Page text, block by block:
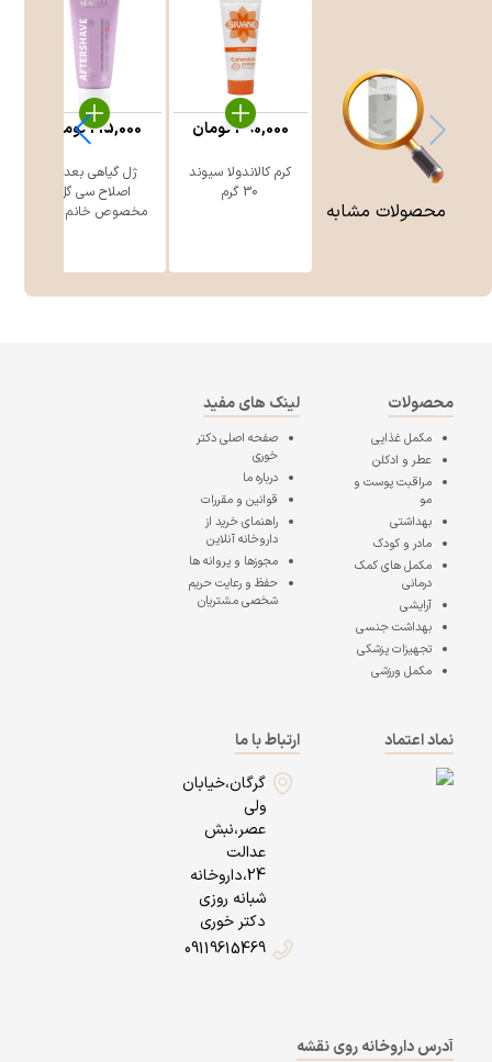
محصولات مشابه
کرم کالاندولا سیوند
30 گرم
390,000تومان
ژل گیاهی بعد از
اصلاح سی گل
مخصوص خانم ه ...
215,000تومان
محصولات
مکمل غذایی
عطر و ادکلن
مراقبت پوست و
مو
بهداشتی
مادر و کودک
مکمل های کمک
درمانی
آرایشی
بهداشت جنسی
تجهیزات پزشکی
مکمل ورزشی
لینک های مفید
صفحه اصلیدکتر
خوری
درباره ما
قوانین و مقررات
راهنمای خرید از
داروخانه آنلاین
مجوزها و پروانه ها
حفظ و رعایت حریم
شخصی مشتریان
نماد اعتماد
ارتباط با ما
گرگان،خیابان
ولی
عصر،نبش
عدالت
24،داروخانه
شبانه روزی
دکتر خوری
09119615469
آدرس داروخانه روی نقشه